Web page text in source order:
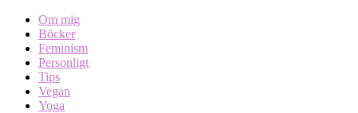
Om mig
Böcker
Feminism
Personligt
Tips
Vegan
Yoga